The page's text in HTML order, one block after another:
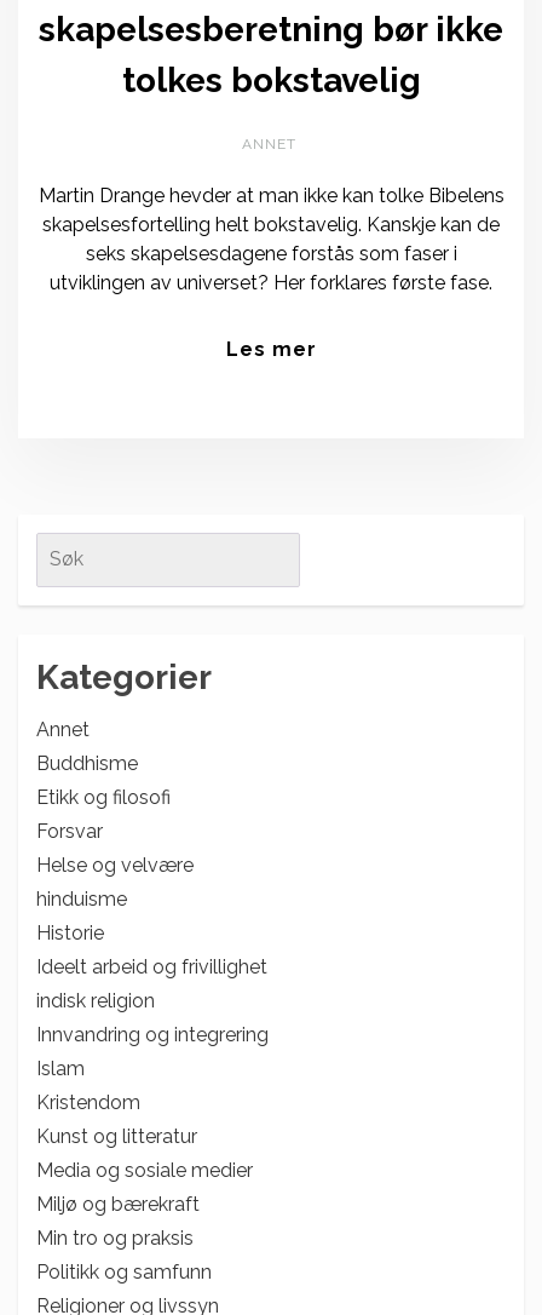
skapelsesberetning bør ikke
tolkes bokstavelig
ANNET
Martin Drange hevder at man ikke kan tolke Bibelens
skapelsesfortelling helt bokstavelig. Kanskje kan de
seks skapelsesdagene forstås som faser i
utviklingen av universet? Her forklares første fase.
Les mer
Kategorier
Annet
Buddhisme
Etikk og filosofi
Forsvar
Helse og velvære
hinduisme
Historie
Ideelt arbeid og frivillighet
indisk religion
Innvandring og integrering
Islam
Kristendom
Kunst og litteratur
Media og sosiale medier
Miljø og bærekraft
Min tro og praksis
Politikk og samfunn
Religioner og livssyn